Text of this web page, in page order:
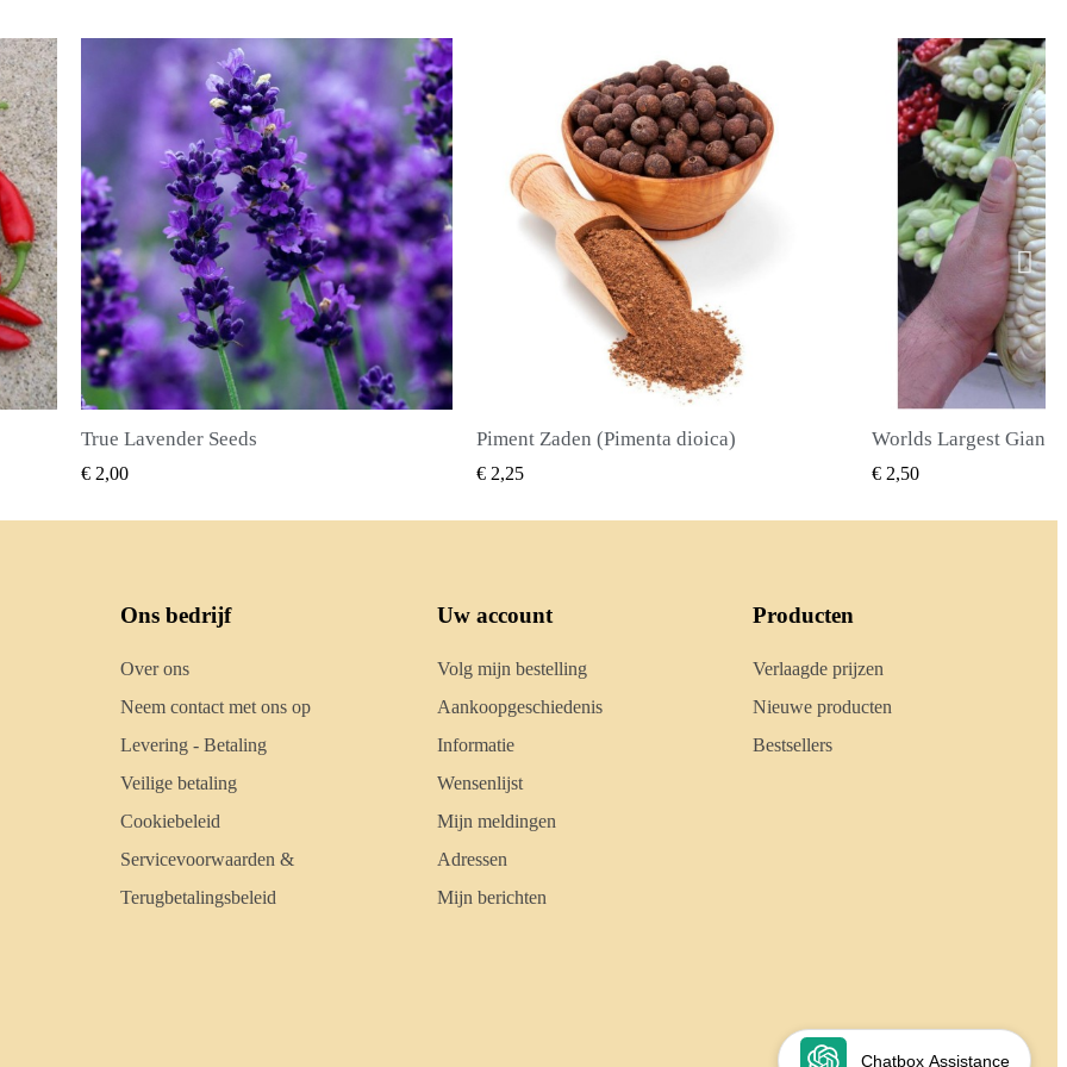
SNEL BEKIJKEN
Piment Zaden (Pimenta dioica)
€ 2,25
SNEL BEKIJKEN
€ 2,50
SNEL
€ 2,40
Chatbox Assistance
Ons bedrijf
Over ons
Neem contact met ons op
Levering - Betaling
Veilige betaling
Cookiebeleid
Servicevoorwaarden &
Terugbetalingsbeleid
Uw account
Volg mijn bestelling
Aankoopgeschiedenis
Informatie
Wensenlijst
Mijn meldingen
Adressen
Mijn berichten
Producten
Verlaagde prijzen
Nieuwe producten
Bestsellers